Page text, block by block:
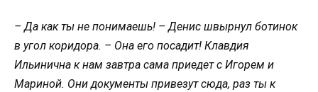
– Да как ты не понимаешь! – Денис швырнул ботинок
в угол коридора. – Она его посадит! Клавдия
Ильинична к нам завтра сама приедет с Игорем и
Мариной. Они документы привезут сюда, раз ты к